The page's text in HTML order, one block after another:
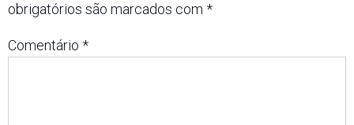
obrigatórios são marcados com *
Comentário *